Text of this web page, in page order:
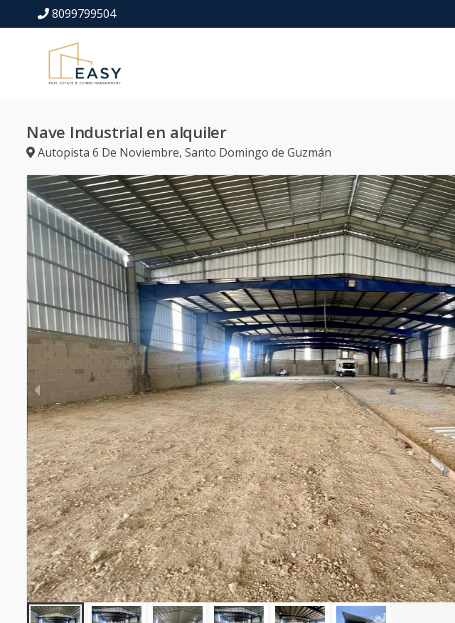
8099799504
Nave Industrial en alquiler
Autopista 6 De Noviembre, Santo Domingo de Guzmán